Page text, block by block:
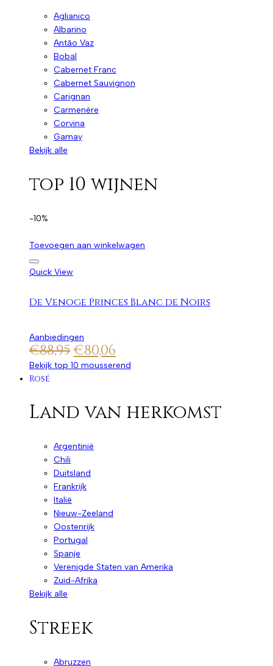
Aglianico
Albarino
Antão Vaz
Bobal
Cabernet Franc
Cabernet Sauvignon
Carignan
Carmenère
Corvina
Gamay
Bekijk alle
top 10 wijnen
-10%
Toevoegen aan winkelwagen
Quick View
De Venoge Princes Blanc de Noirs
Aanbiedingen
€88,95€80,06
Bekijk top 10 mousserend
Rosé
Land van herkomst
Argentinië
Chili
Duitsland
Frankrijk
Italië
Nieuw-Zeeland
Oostenrijk
Portugal
Spanje
Verenigde Staten van Amerika
Zuid-Afrika
Bekijk alle
Streek
Abruzzen